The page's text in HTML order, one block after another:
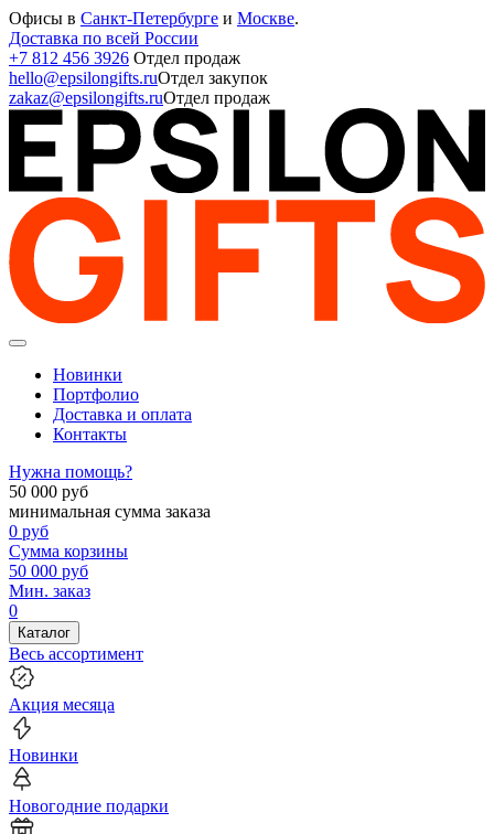
Офисы в Санкт-Петербурге и Москве.
Доставка по всей России
+7 812 456 3926 Отдел продаж
hello@epsilongifts.ruОтдел закупок
zakaz@epsilongifts.ruОтдел продаж
Новинки
Портфолио
Доставка и оплата
Контакты
Нужна помощь?
50 000 руб
минимальная сумма заказа
0 руб
Сумма корзины
50 000 руб
Мин. заказ
0
Каталог
Весь ассортимент
Акция месяца
Новинки
Новогодние подарки